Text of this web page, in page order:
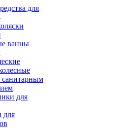
для
ванны
санитарным
для
для